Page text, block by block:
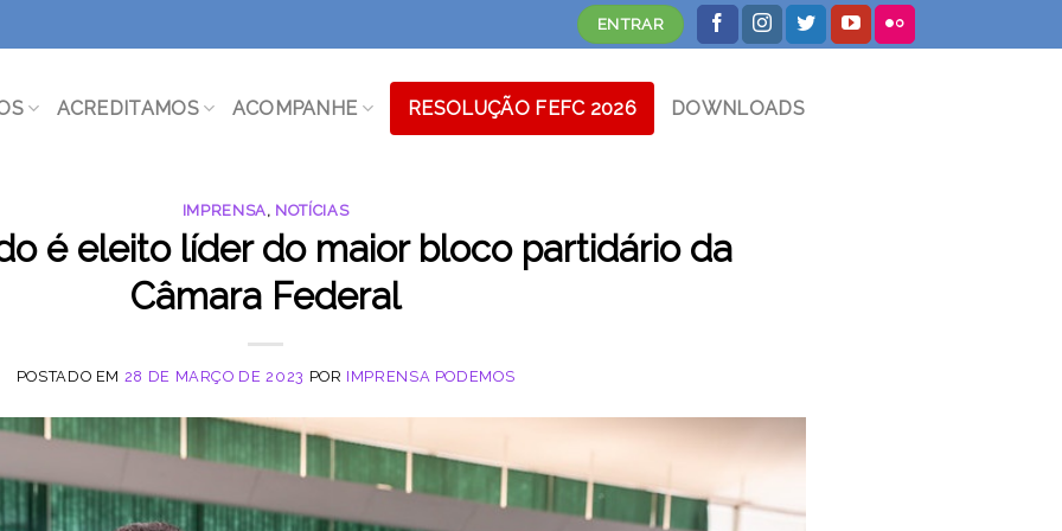
ENTRAR
ACREDITAMOS ACOMPANHE RESOLUÇÃO FEFC 2026 DOWNLOADS
IMPRENSA, NOTÍCIAS
é eleito líder do maior bloco partidário da
Câmara Federal
POSTADO EM 28 DE MARÇO DE 2023 POR IMPRENSA PODEMOS